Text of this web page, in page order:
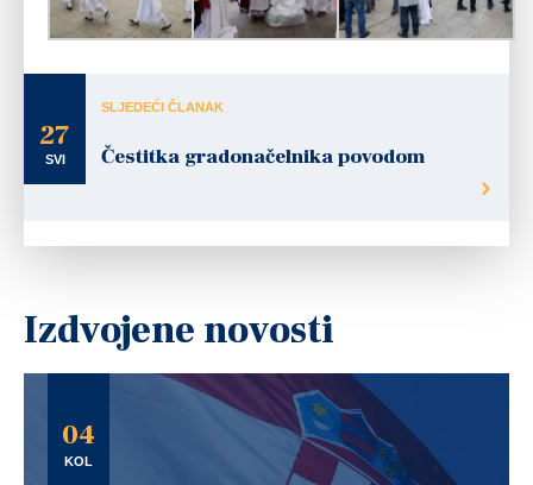
27
SVI
SLJEDEĆI ČLANAK
Čestitka gradonačelnika povodom
Izdvojene novosti
04
KOL